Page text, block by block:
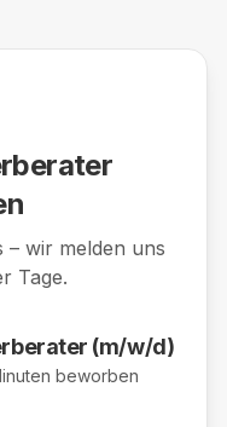
– wir melden uns
Tage.
(m/w/d)
beworben